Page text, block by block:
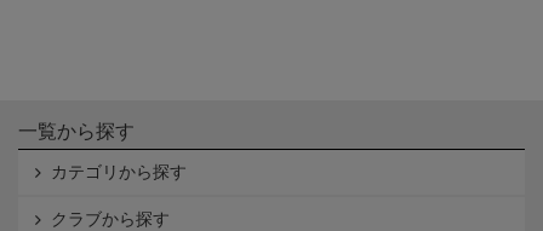
一覧から探す
カテゴリから探す
クラブから探す